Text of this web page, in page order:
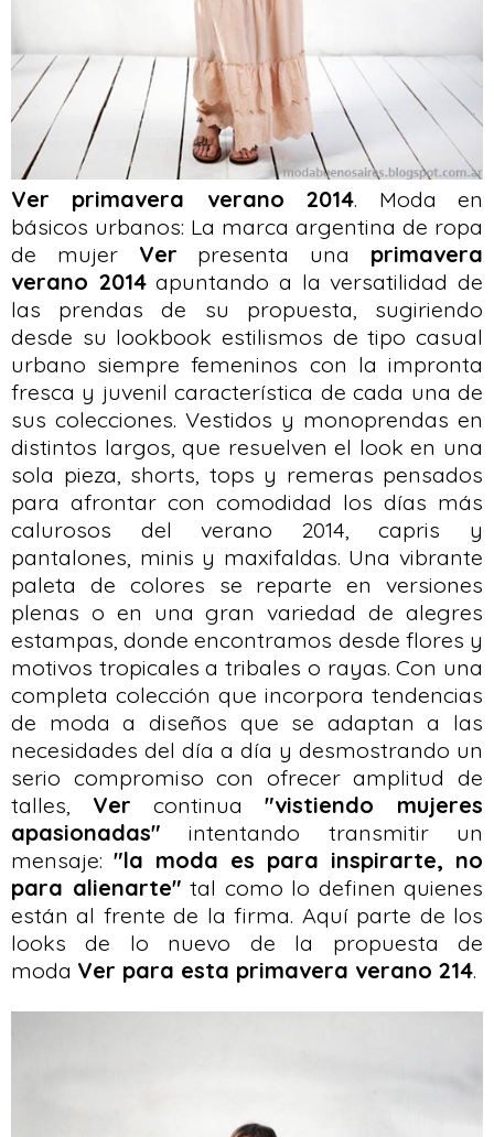
Ver primavera verano 2014. Moda en
básicos urbanos: La marca argentina de ropa
de mujer Ver presenta una primavera
verano 2014apuntando a la versatilidad de
las prendas de su propuesta, sugiriendo
desde su lookbook estilismos de tipo casual
urbano siempre femeninos con la impronta
fresca y juvenil característica de cada una de
sus colecciones. Vestidos y monoprendas en
distintos largos, que resuelven el look en una
sola pieza, shorts, tops y remeras pensados
para afrontar con comodidad los días más
calurosos del verano 2014, capris y
pantalones, minis y maxifaldas. Una vibrante
paleta de colores se reparte en versiones
plenas o en una gran variedad de alegres
estampas, donde encontramos desde flores y
motivos tropicales a tribales o rayas. Con una
completa colección que incorpora tendencias
de moda a diseños que se adaptan a las
necesidades del día a día y desmostrando un
serio compromiso con ofrecer amplitud de
talles, Ver continua "vistiendo mujeres
apasionadas" intentando transmitir un
mensaje: "la moda es para inspirarte, no
para alienarte" tal como lo definen quienes
están al frente de la firma. Aquí parte de los
looks de lo nuevo de la propuesta de
moda Ver para esta primavera verano 214.